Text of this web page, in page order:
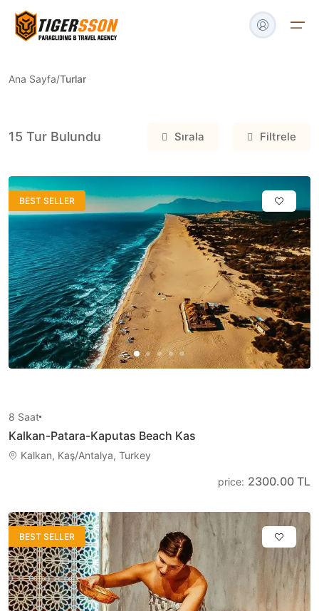
Tekne & Yat
Havalimanı Transfer
Blog
İletişim
Ana Sayfa/Turlar
15 Tur Bulundu Sırala Filtrele
BEST SELLER
8 Saat
Kalkan-Patara-Kaputas Beach Kas
Kalkan, Kaş/Antalya, Turkey
price: 2300.00 TL
BEST SELLER